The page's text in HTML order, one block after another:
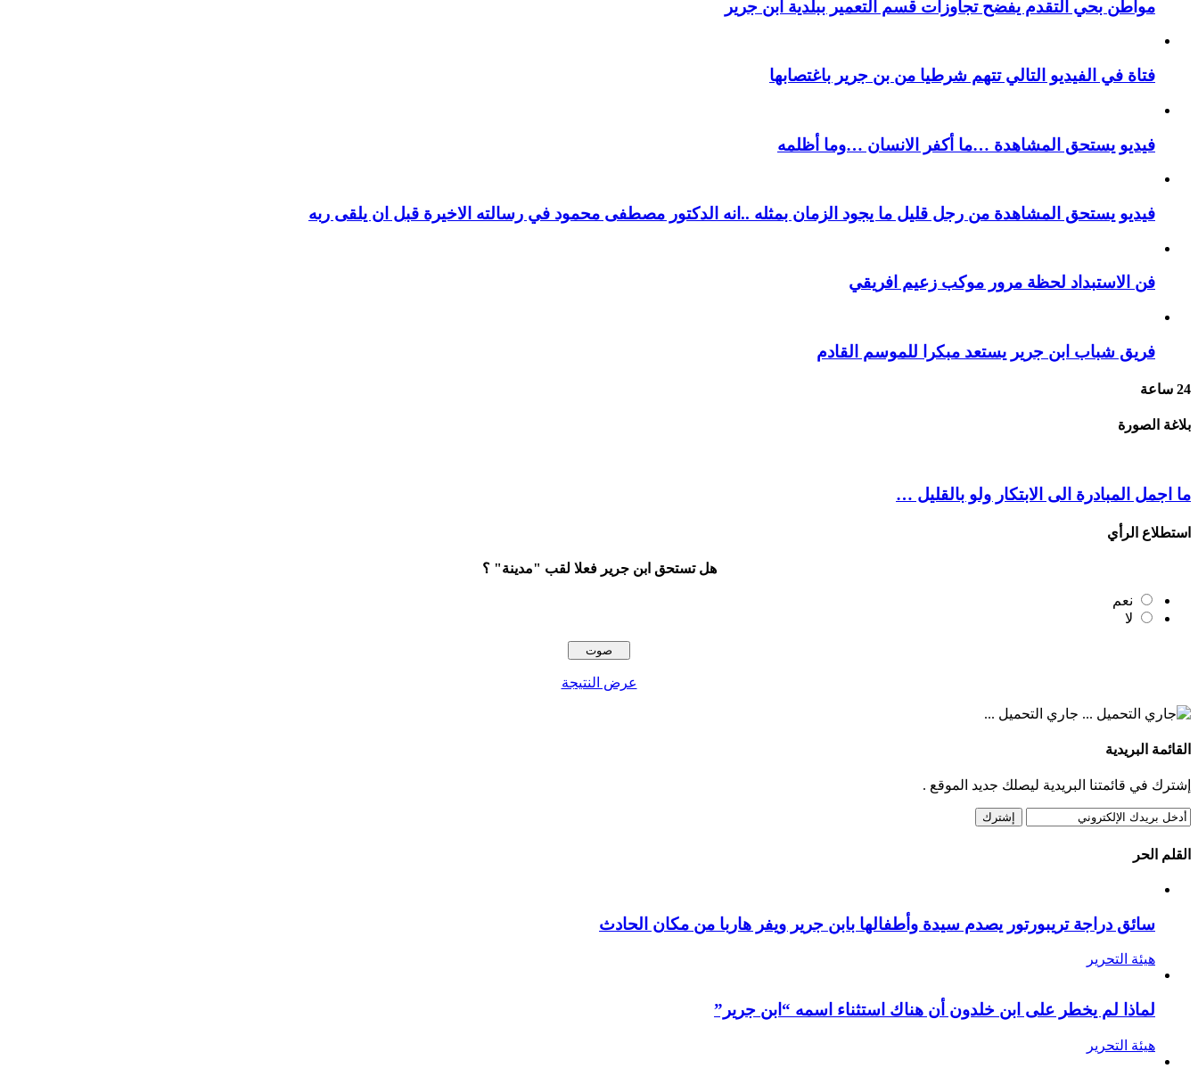
مواطن بحي التقدم يفضح تجاوزات قسم التعمير ببلدية ابن جرير
فتاة في الفيديو التالي تتهم شرطيا من بن جرير باغتصابها
فيديو يستحق المشاهدة …ما أكفر الانسان …وما أظلمه
فيديو يستحق المشاهدة من رجل قليل ما يجود الزمان بمثله ..انه الدكتور مصطفى محمود في رسالته الاخيرة قبل ان يلقى ربه
فن الاستبداد لحظة مرور موكب زعيم افريقي
فريق شباب ابن جرير يستعد مبكرا للموسم القادم
24 ساعة
بلاغة الصورة
ما اجمل المبادرة الى الابتكار ولو بالقليل …
استطلاع الرأي
هل تستحق ابن جرير فعلا لقب "مدينة" ؟
نعم
لا
عرض النتيجة
جاري التحميل ...
القائمة البريدية
إشترك في قائمتنا البريدية ليصلك جديد الموقع .
القلم الحر
سائق دراجة تريبورتور يصدم سيدة وأطفالها بابن جرير ويفر هاربا من مكان الحادث
هيئة التحرير
لماذا لم يخطر على ابن خلدون أن هناك استثناء اسمه “ابن جرير”
هيئة التحرير